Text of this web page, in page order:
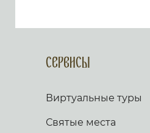
Сервисы
Виртуальные туры
Святые места